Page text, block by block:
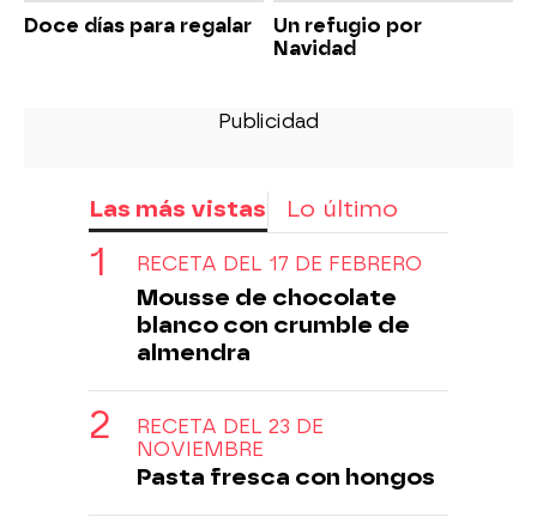
Doce días para regalar
Un refugio por
Navidad
Las más vistas Lo último
RECETA DEL 17 DE FEBRERO
Mousse de chocolate
blanco con crumble de
almendra
RECETA DEL 23 DE
NOVIEMBRE
Pasta fresca con hongos